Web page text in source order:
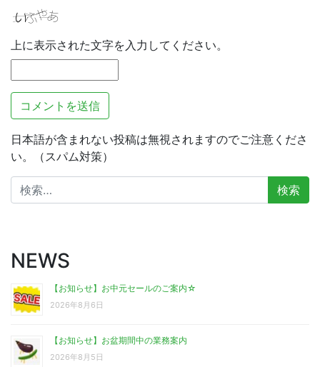
上に表示された文字を入力してください。
日本語が含まれない投稿は無視されますのでご注意くださ
い。（スパム対策）
検
索:
NEWS
【お知らせ】お中元セールのご案内☆
2026年8月6日
【お知らせ】お盆期間中の業務案内
2026年8月5日